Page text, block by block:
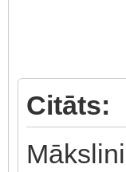
Citāts: